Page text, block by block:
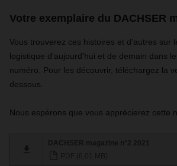
Votre exemplaire du DACHSER
Vous trouverez ces histoires et d'autres sur
logistique d'aujourd'hui et de demain dans
numéro. Pour les découvrir, téléchargez la
dessous.
Nous espérons que vous apprécierez cette